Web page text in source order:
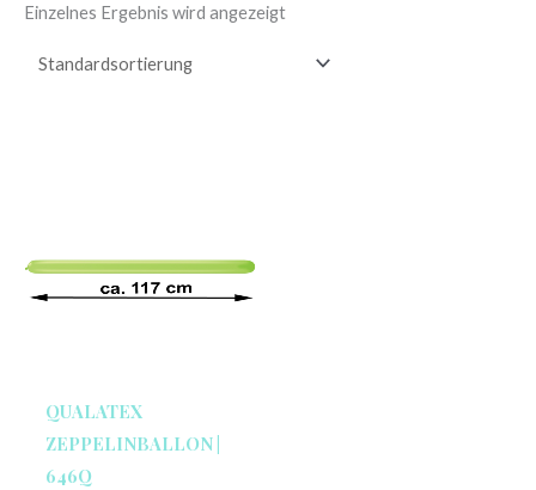
Einzelnes Ergebnis wird angezeigt
QUALATEX
ZEPPELINBALLON |
646Q